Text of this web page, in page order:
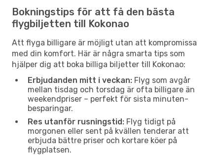
Bokningstips för att få den bästa
flygbiljetten till Kokonao
Att flyga billigare är möjligt utan att kompromissa
med din komfort. Här är några smarta tips som
hjälper dig att boka billiga biljetter till Kokonao:
Erbjudanden mitt i veckan: Flyg som avgår
mellan tisdag och torsdag är ofta billigare än
weekendpriser – perfekt för sista minuten-
besparingar.
Res utanför rusningstid: Flyg tidigt på
morgonen eller sent på kvällen tenderar att
erbjuda bättre priser och kortare köer på
flygplatsen.